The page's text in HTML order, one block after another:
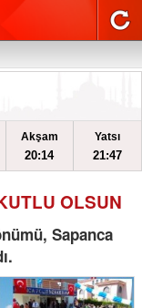
Akşam
20:14
Yatsı
21:47
OLSUN
Sapanca